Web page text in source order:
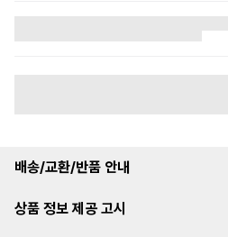
배송/교환/반품 안내
상품 정보 제공 고시